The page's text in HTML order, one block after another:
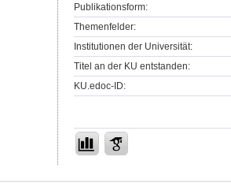
Publikationsform:
Themenfelder:
Institutionen der Universität:
Titel an der KU entstanden:
KU.edoc-ID: